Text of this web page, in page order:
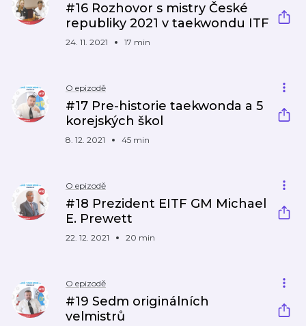
#16 Rozhovor s mistry České
republiky 2021 v taekwondu ITF
24. 11. 2021 17 min
O epizodě
#17 Pre-historie taekwonda a 5
korejských škol
8. 12. 2021 45 min
O epizodě
#18 Prezident EITF GM Michael
E. Prewett
22. 12. 2021 20 min
O epizodě
#19 Sedm originálních
velmistrů